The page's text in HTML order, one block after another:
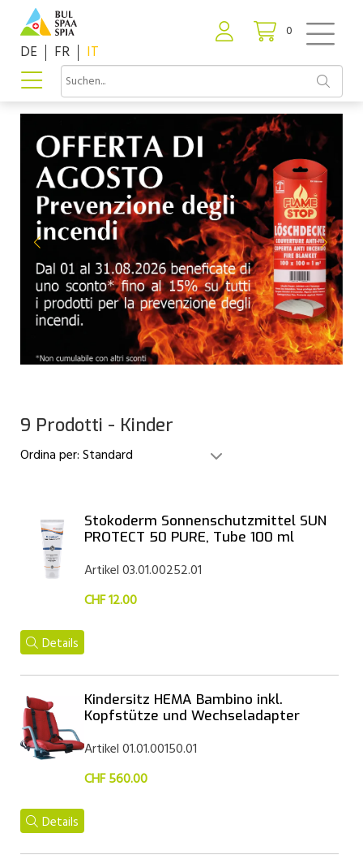
0
DE FR IT
9 Prodotti - Kinder
Ordina per:Standard
Stokoderm Sonnenschutzmittel SUN
PROTECT 50 PURE, Tube 100 ml
Artikel 03.01.00252.01
CHF 12.00
Details
Kindersitz HEMA Bambino inkl.
Kopfstütze und Wechseladapter
Artikel 01.01.00150.01
CHF 560.00
Details